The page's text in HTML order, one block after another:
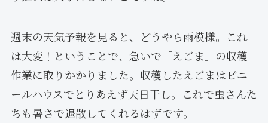
週末の天気予報を見ると、どうやら雨模様。これ
は大変！ということで、急いで「えごま」の収穫
作業に取りかかりました。収穫したえごまはビニ
ールハウスでとりあえず天日干し。これで虫さんた
ちも暑さで退散してくれるはずです。